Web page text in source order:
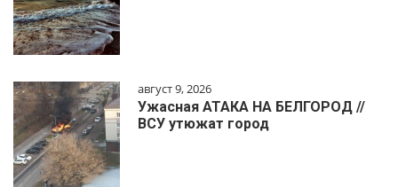
август 9, 2026
Ужасная АТАКА НА БЕЛГОРОД //
ВСУ утюжат город